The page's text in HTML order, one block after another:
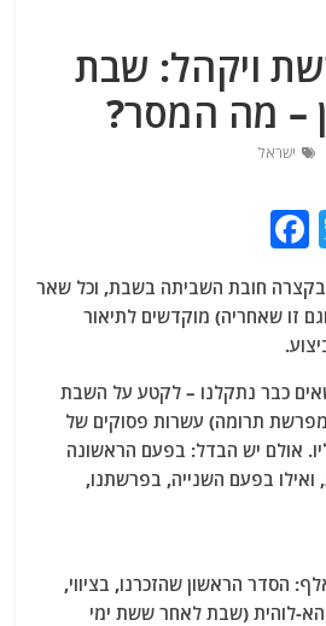
ויקהל: שבת
– מה המסר?
ישראל
T
itt
er
c
b
o
o
k
חובת השביתה בשבת, וכל שאר
זו שאחריה) מוקדשים לתיאור
כבר נתקלנו – לקטע על השבת
תרומה) עשרות פסוקים של
אולם יש הבדל: בפעם הראשונה
בפעם השנייה, בפרשתנו,
הסדר הראשון שהזכרנו, בציווי,
לוהית (שבת לאחר ששת ימי